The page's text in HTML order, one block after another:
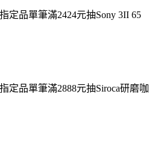
定品單筆滿2424元抽Sony 3II 65
定品單筆滿2888元抽Siroca研磨咖